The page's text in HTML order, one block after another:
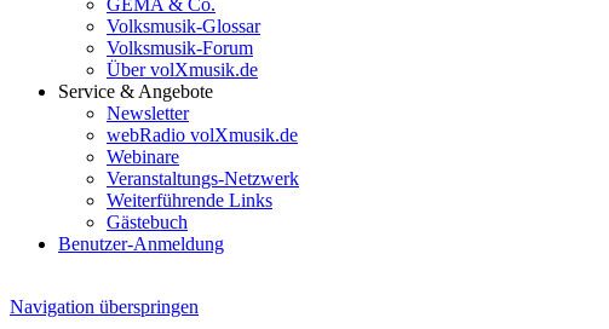
GEMA & Co.
Volksmusik-Glossar
Volksmusik-Forum
Über volXmusik.de
Service & Angebote
Newsletter
webRadio volXmusik.de
Webinare
Veranstaltungs-Netzwerk
Weiterführende Links
Gästebuch
Benutzer-Anmeldung
Navigation überspringen